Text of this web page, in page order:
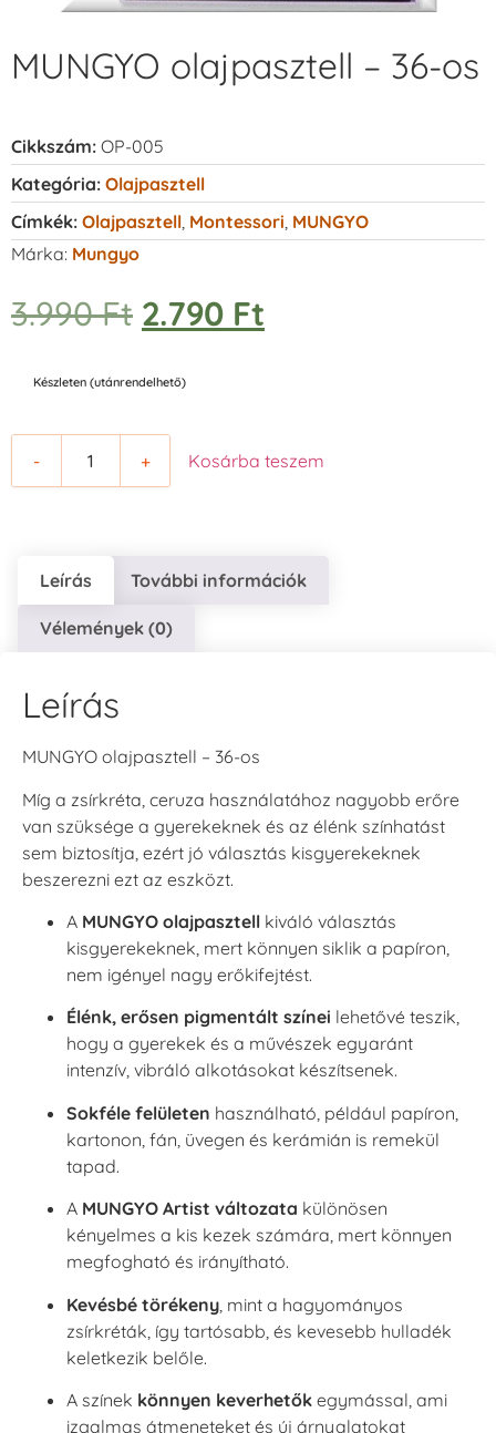
MUNGYO olajpasztell – 36-os
Cikkszám: OP-005
Kategória: Olajpasztell
Címkék: Olajpasztell Montessori MUNGYO
Márka: Mungyo
3.990Ft 2.790 Ft
Készleten (utánrendelhető)
- + Kosárba teszem
Leírás További információk
Vélemények (0)
Leírás
MUNGYO olajpasztell – 36-os
Míg a zsírkréta, ceruza használatához nagyobb erőre
van szüksége a gyerekeknek és az élénk színhatást
sem biztosítja, ezért jó választás kisgyerekeknek
beszerezni ezt az eszközt.
A MUNGYO olajpasztell kiváló választás
kisgyerekeknek, mert könnyen siklik a papíron,
nem igényel nagy erőkifejtést.
Élénk, erősen pigmentált színei lehetővé teszik,
hogy a gyerekek és a művészek egyaránt
intenzív, vibráló alkotásokat készítsenek.
Sokféle felületen használható, például papíron,
kartonon, fán, üvegen és kerámián is remekül
tapad.
A MUNGYO Artist változata különösen
kényelmes a kis kezek számára, mert könnyen
megfogható és irányítható.
Kevésbé törékeny , mint a hagyományos
zsírkréták, így tartósabb, és kevesebb hulladék
keletkezik belőle.
A színek könnyen keverhetők egymással, ami
izgalmas átmeneteket és új árnyalatokat